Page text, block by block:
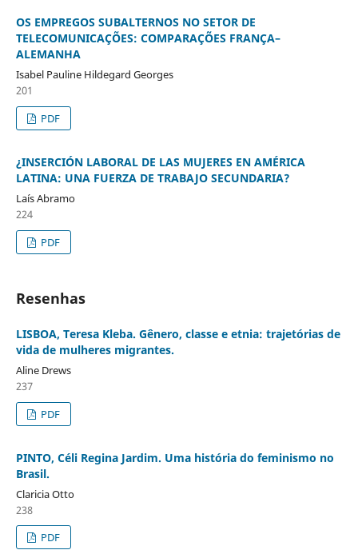
OS EMPREGOS SUBALTERNOS NO SETOR DE
TELECOMUNICAÇÕES: COMPARAÇÕES FRANÇA–
ALEMANHA
Isabel Pauline Hildegard Georges
201
PDF
¿INSERCIÓN LABORAL DE LAS MUJERES EN AMÉRICA
LATINA: UNA FUERZA DE TRABAJO SECUNDARIA?
Laís Abramo
224
PDF
Resenhas
LISBOA, Teresa Kleba. Gênero, classe e etnia: trajetórias de
vida de mulheres migrantes.
Aline Drews
237
PDF
PINTO, Céli Regina Jardim. Uma história do feminismo no
Brasil.
Claricia Otto
238
PDF